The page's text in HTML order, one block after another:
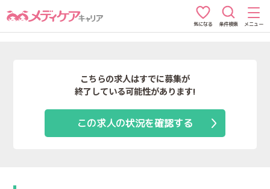
気になる 条件検索 メニュー
こちらの求人はすでに募集が
終了している可能性があります!
この求人の状況を確認する